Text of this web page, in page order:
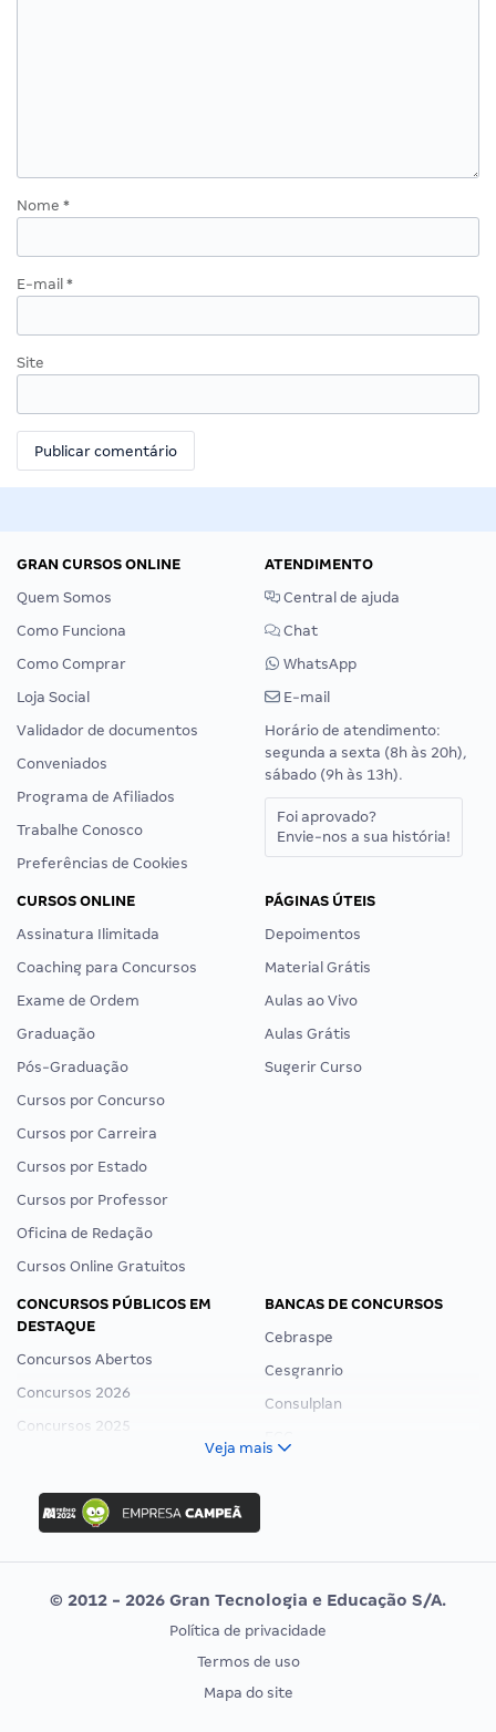
Nome *
E-mail *
Site
GRAN CURSOS ONLINE
Quem Somos
Como Funciona
Como Comprar
Loja Social
Validador de documentos
Conveniados
Programa de Afiliados
Trabalhe Conosco
Preferências de Cookies
ATENDIMENTO
Central de ajuda
Chat
WhatsApp
E-mail
Horário de atendimento:
segunda a sexta (8h às 20h),
sábado (9h às 13h).
Foi aprovado?
Envie-nos a sua história!
CURSOS ONLINE
Assinatura Ilimitada
Coaching para Concursos
Exame de Ordem
Graduação
Pós-Graduação
Cursos por Concurso
Cursos por Carreira
Cursos por Estado
Cursos por Professor
Oficina de Redação
Cursos Online Gratuitos
PÁGINAS ÚTEIS
Depoimentos
Material Grátis
Aulas ao Vivo
Aulas Grátis
Sugerir Curso
CONCURSOS PÚBLICOS EM
DESTAQUE
Concursos Abertos
Concursos 2026
Concursos 2025
Concurso Ibama
Concurso MPU
Editais publicados
BANCAS DE CONCURSOS
Cebraspe
Cesgranrio
Consulplan
Vunesp
CONCURSOS POR PROFISSÃO
EXAME DE ORDEM
Veja mais
© 2012 - 2026 Gran Tecnologia e Educação S/A.
Política de privacidade
Termos de uso
Mapa do site